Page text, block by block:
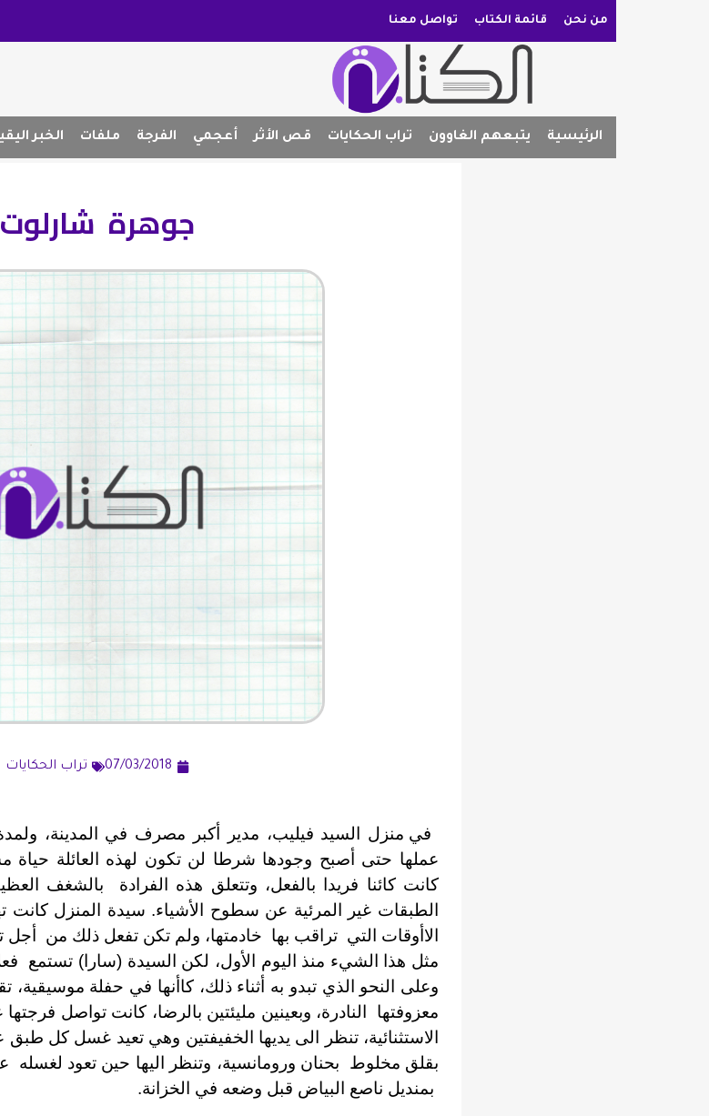
من نحن قائمة الكتاب تواصل معنا
الرئيسية يتبعهم الغاوون تراب الحكايات قص الأثر أعجمي الفرجة ملفات الخبر
جوهرة شارلوت
07/03/2018 تراب الحكايات
في منزل السيد فيليب، مدير أكبر مصرف في المدينة،
عملها حتى أصبح وجودها شرطا لن تكون لهذه العائلة حياة
كانت كائنا فريدا بالفعل، وتتعلق هذه الفرادة بالشغف
الطبقات غير المرئية عن سطوح الأشياء. سيدة المنزل كانت
الاأوقات التي تراقب بها خادمتها، ولم تكن تفعل ذلك من أجل
مثل هذا الشيء منذ اليوم الأول، لكن السيدة (سارا) تستمع
وعلى النحو الذي تبدو به أثناء ذلك، كاأنها في حفلة موسيقية،
معزوفتها النادرة، وبعينين مليئتين بالرضا، كانت تواصل
الاستثنائية، تنظر الى يديها الخفيفتين وهي تعيد غسل كل
بقلق مخلوط بحنان ورومانسية، وتنظر اليها حين تعود
بمنديل ناصع البياض قبل وضعه في الخزانة.